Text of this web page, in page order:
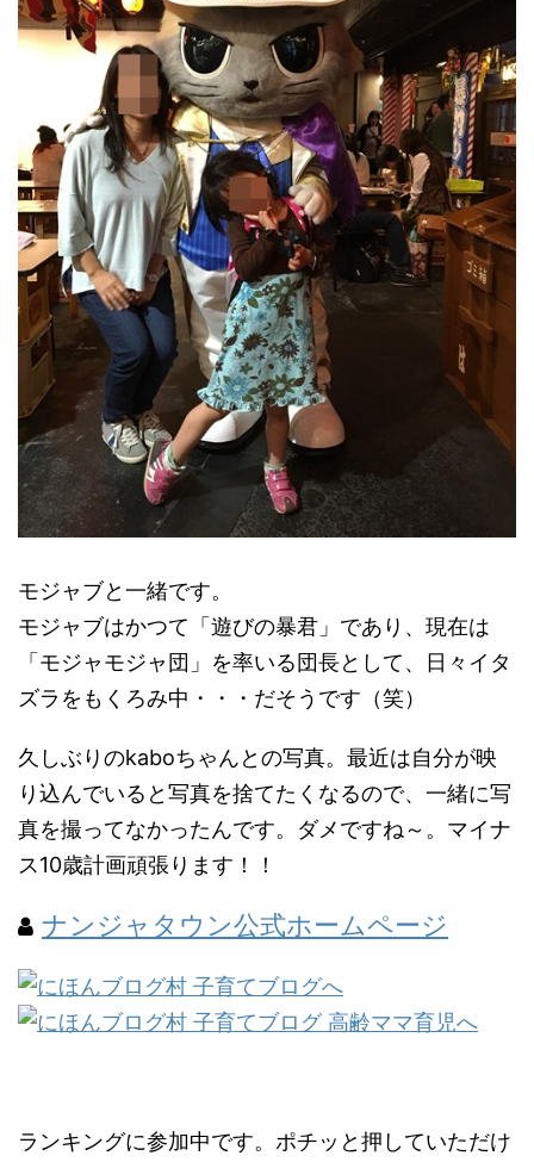
モジャブと一緒です。
モジャブはかつて「遊びの暴君」であり、現在は
「モジャモジャ団」を率いる団長として、日々イタ
ズラをもくろみ中・・・だそうです（笑）
久しぶりのkaboちゃんとの写真。最近は自分が映
り込んでいると写真を捨てたくなるので、一緒に写
真を撮ってなかったんです。ダメですね～。マイナ
ス10歳計画頑張ります！！
ナンジャタウン公式ホームページ
ランキングに参加中です。ポチッと押していただけ